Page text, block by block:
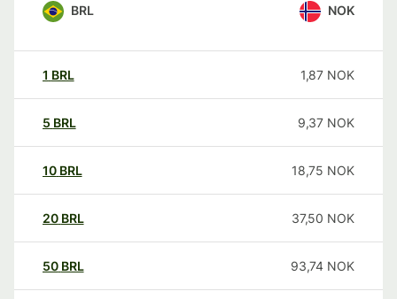
BRL NOK
1 BRL 1,87 NOK
5 BRL 9,37 NOK
10 BRL 18,75 NOK
20 BRL 37,50 NOK
50 BRL 93,74 NOK